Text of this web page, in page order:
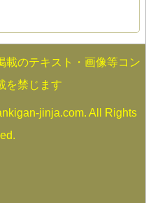
載のテキスト・画像等コン
を禁じます
jinja.com. All Rights